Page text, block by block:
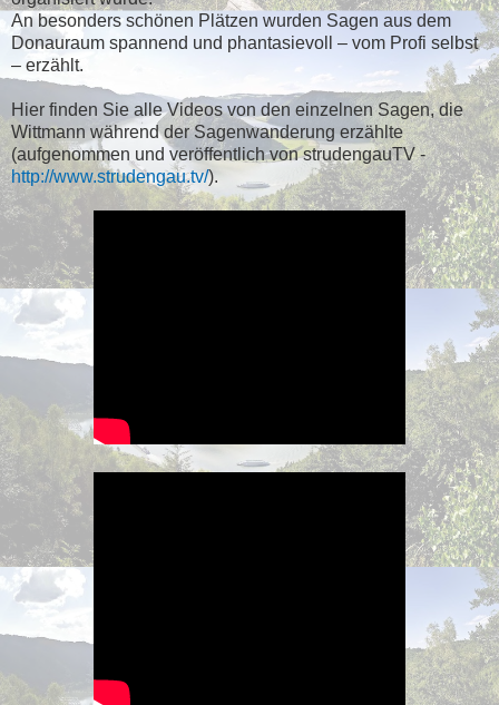
An besonders schönen Plätzen wurden Sagen aus dem
Donauraum spannend und phantasievoll – vom Profi selbst
– erzählt.
Hier finden Sie alle Videos von den einzelnen Sagen, die
Wittmann während der Sagenwanderung erzählte
(aufgenommen und veröffentlich von strudengauTV -
http://www.strudengau.tv/).